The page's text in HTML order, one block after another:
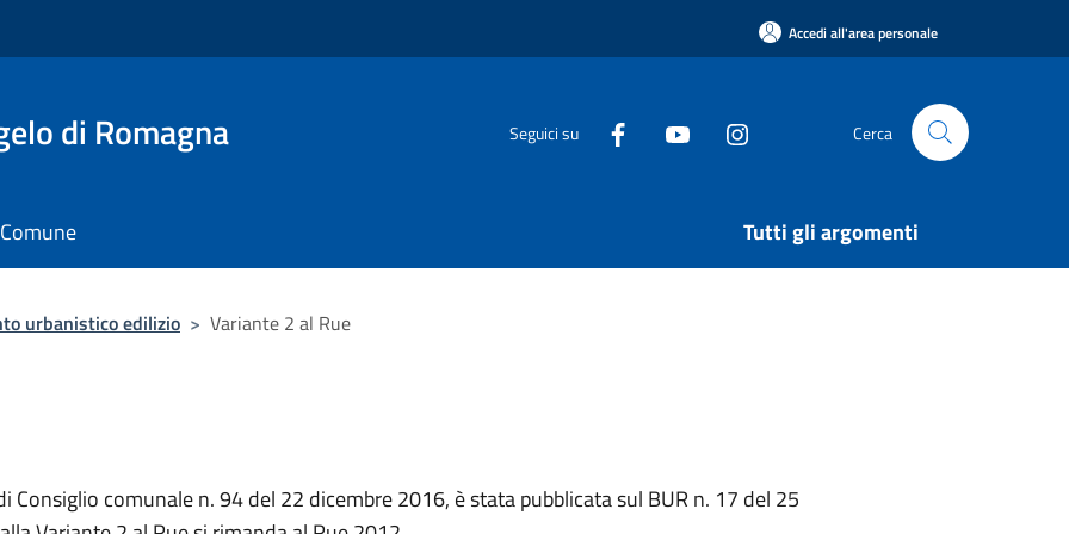
Accedi all'area personale
di Romagna Seguici su Cerca
Tutti gli argomenti
urbanistico edilizio > Variante 2 al Rue
Consiglio comunale n. 94 del 22 dicembre 2016, è stata pubblicata sul BUR n. 17 del 25